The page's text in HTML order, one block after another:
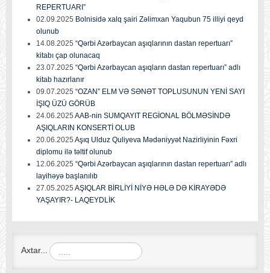
REPERTUARI”
02.09.2025 Bolnisidə xalq şairi Zəlimxan Yaqubun 75 illiyi qeyd
olunub
14.08.2025 “Qərbi Azərbaycan aşıqlarının dastan repertuarı”
kitabı çap olunacaq
23.07.2025 “Qərbi Azərbaycan aşıqların dastan repertuarı” adlı
kitab hazırlanır
09.07.2025 “OZAN” ELM VƏ SƏNƏT TOPLUSUNUN YENİ SAYI
İŞIQ ÜZÜ GÖRÜB
24.06.2025 AAB-nin SUMQAYIT REGİONAL BÖLMƏSİNDƏ
AŞIQLARIN KONSERTİ OLUB
20.06.2025 Aşıq Ulduz Quliyeva Mədəniyyət Nazirliyinin Fəxri
diplomu ilə təltif olunub
12.06.2025 “Qərbi Azərbaycan aşıqlarının dastan repertuarı” adlı
layihəyə başlanılıb
27.05.2025 AŞIQLAR BİRLİYİ NİYƏ HƏLƏ DƏ KİRAYƏDƏ
YAŞAYIR?- LAQEYDLİK
Axtar...